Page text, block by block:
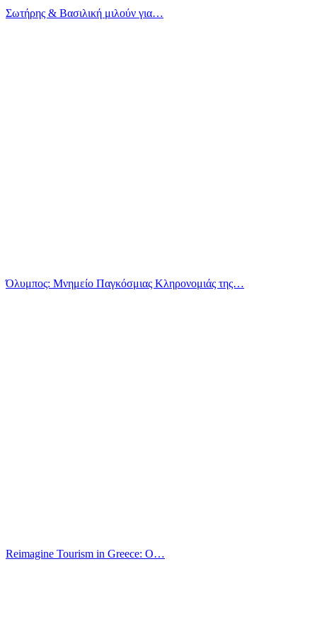
Σωτήρης & Βασιλική μιλούν για…
Όλυμπος: Μνημείο Παγκόσμιας Κληρονομιάς της…
Reimagine Tourism in Greece: O…